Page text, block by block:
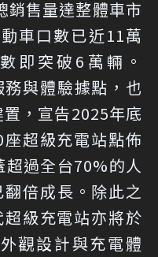
銷售量達整體車市
車口數已近11萬
即突破6萬輛。
與體驗據點，也
，宣告2025年底
超級充電站點佈
過全台70%的人
倍成長。除此之
級充電站亦將於
觀設計與充電體